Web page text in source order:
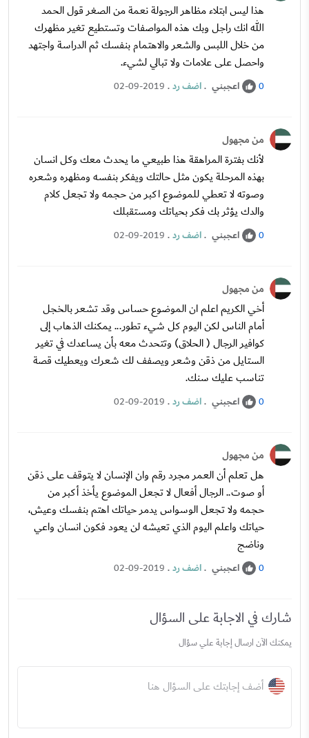
هذا ليس ابتلاء مظاهر الرجولة نعمة من الصغر قول الحمد
الله انك راجل وبك هذه المواصفات وتستطيع تغير مظهرك
من خلال اللبس والشعر والاهتمام بنفسك ثم الدراسة واجتهد
واحصل على علامات ولا تبالي لشيء.
0 اعجبني .اضف رد.
02-09-2019
من مجهول
لأنك بفترة المراهقة هذا طبيعي ما يحدث معك وكل انسان
بهذه المرحلة يكون مثل حالتك ويفكر بنفسه ومظهره وشعره
وصوته لا تعطي للموضوع اكبر من حجمه ولا تجعل كلام
والدك يؤثر بك فكر بحياتك ومستقبلك
0 اعجبني .اضف رد.
02-09-2019
من مجهول
أخي الكريم اعلم ان الموضوع حساس وقد تشعر بالخجل
أمام الناس لكن اليوم كل شيء تطور... يمكنك الذهاب إلى
كوافير الرجال ( الحلاق) وتتحدث معه بأن يساعدك في تغير
الستايل من ذقن وشعر ويصفف لك شعرك ويعطيك قصة
تناسب عليك سنك.
0 اعجبني .اضف رد.
02-09-2019
من مجهول
هل تعلم أن العمر مجرد رقم وان الإنسان لا يتوقف على ذقن
أو صوت.. الرجال أفعال لا تجعل الموضوع يأخذ أكبر من
حجمه ولا تجعل الوسواس يدمر حياتك اهتم بنفسك وعيش،
حياتك واعلم اليوم الذي تعيشه لن يعود فكون انسان واعي
وناضج
0 اعجبني .اضف رد.
02-09-2019
شارك في الاجابة على السؤال
يمكنك الآن ارسال إجابة علي سؤال
أضف إجابتك على السؤال هنا